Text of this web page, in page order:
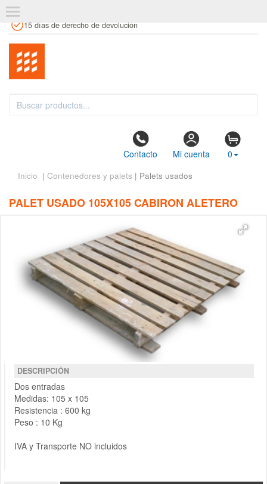
15 días de derecho de devolución
Contacto Mi cuenta 0
Inicio | Contenedores y palets | Palets usados
PALET USADO 105X105 CABIRON ALETERO
DESCRIPCIÓN
Dos entradas
Medidas: 105 x 105
Resistencia : 600 kg
Peso : 10 Kg
IVA y Transporte NO incluidos